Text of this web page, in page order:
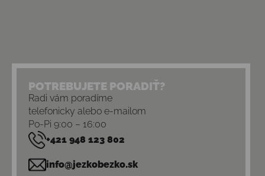
POTREBUJETE PORADIŤ?
Radi vám poradíme
telefonicky alebo e-mailom
Po-Pi 9:00 – 16:00
+421 948 123 802
info@jezkobezko.sk